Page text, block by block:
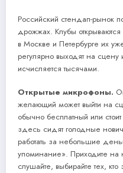
Российский стендап-рынок
дрожжах. Клубы
в Москве и Петербурге их
регулярно выходят на
исчисляется тысячами.
Открытые микрофоны.
желающий может выйти на
обычно бесплатный или
здесь сидят голодные
работать за небольшие
упоминание». Приходите на
слушайте, выбирайте тех, кто